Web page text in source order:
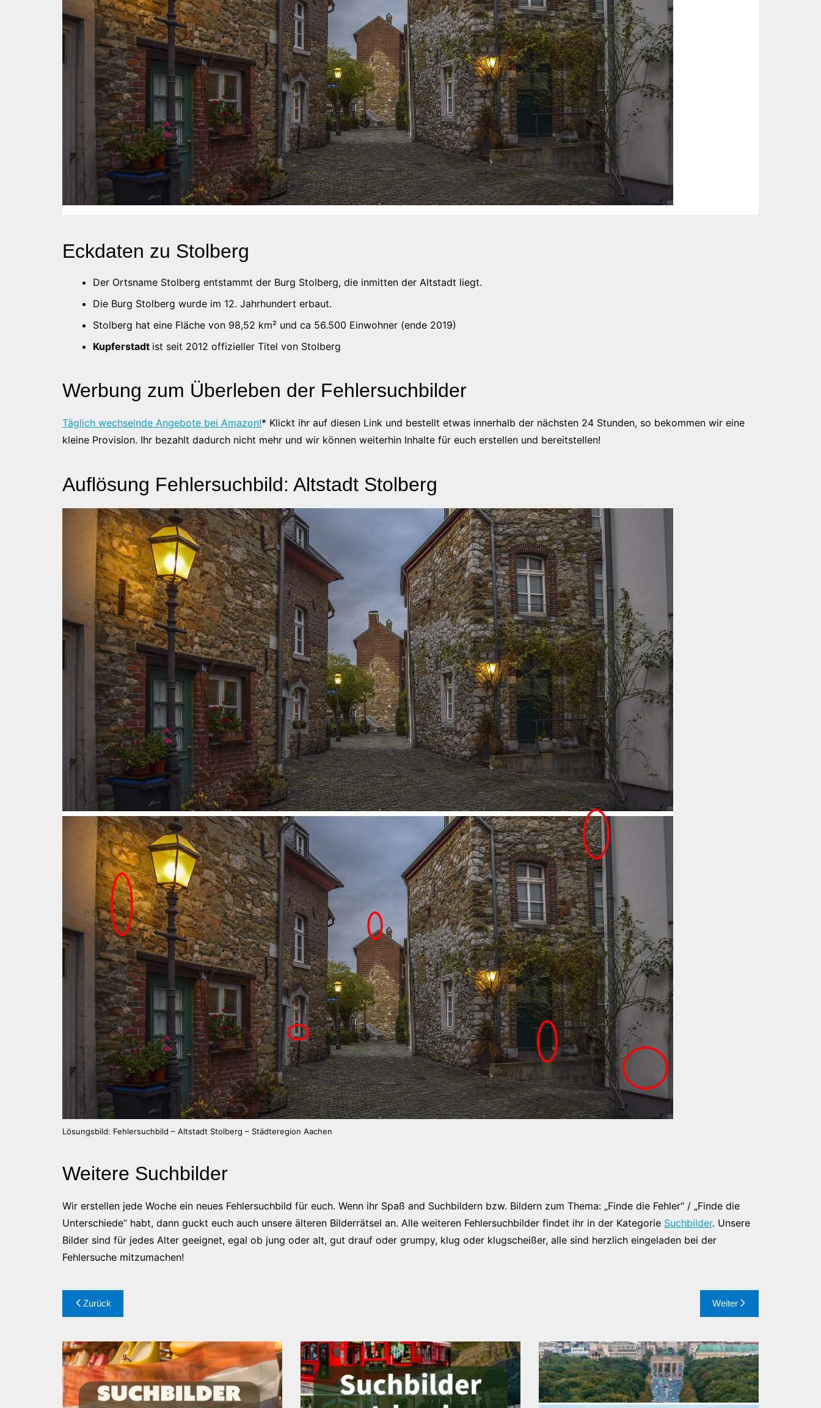
Eckdaten zu Stolberg
Der Ortsname Stolberg entstammt der Burg Stolberg, die inmitten der Altstadt liegt.
Die Burg Stolberg wurde im 12. Jahrhundert erbaut.
Stolberg hat eine Fläche von 98,52 km² und ca 56.500 Einwohner (ende 2019)
Kupferstadt ist seit 2012 offizieller Titel von Stolberg
Werbung zum Überleben der Fehlersuchbilder
Täglich wechselnde Angebote bei Amazon!* Klickt ihr auf diesen Link und bestellt etwas innerhalb der nächsten 24 Stunden, so bekommen wir eine
kleine Provision. Ihr bezahlt dadurch nicht mehr und wir können weiterhin Inhalte für euch erstellen und bereitstellen!
Auflösung Fehlersuchbild: Altstadt Stolberg
Lösungsbild: Fehlersuchbild – Altstadt Stolberg – Städteregion Aachen
Weitere Suchbilder
Wir erstellen jede Woche ein neues Fehlersuchbild für euch. Wenn ihr Spaß and Suchbildern bzw. Bildern zum Thema: „Finde die Fehler“ / „Finde die
Unterschiede“ habt, dann guckt euch auch unsere älteren Bilderrätsel an. Alle weiteren Fehlersuchbilder findet ihr in der Kategorie Suchbilder. Unsere
Bilder sind für jedes Alter geeignet, egal ob jung oder alt, gut drauf oder grumpy, klug oder klugscheißer, alle sind herzlich eingeladen bei der
Fehlersuche mitzumachen!
Beitragsnavigation
Zurück Weiter